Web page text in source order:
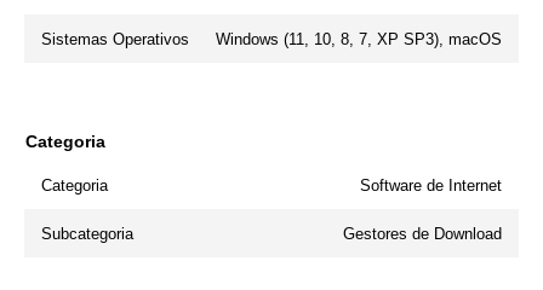
Sistemas Operativos Windows (11, 10, 8, 7, XP SP3), macOS
Categoria
Categoria Software de Internet
Subcategoria Gestores de Download